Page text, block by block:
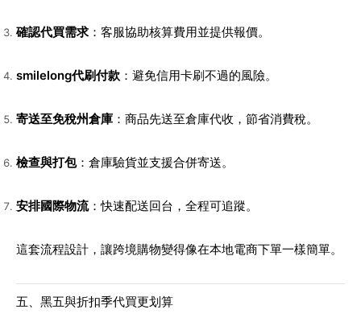
確認代買需求：客服協助核算費用並提供報價。
smilelong代刷付款 ：避免信用卡刷不過的風險。
寄送至免稅州倉庫 ：商品先送至倉庫代收，節省消費稅。
檢查與打包：倉庫驗貨並支援合併寄送。
安排國際物流：快速配送回台，全程可追蹤。
這套流程設計，讓跨境購物變得像在本地電商下單一樣簡單。
五、黑五與折扣季代買更划算